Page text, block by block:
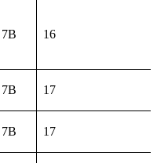
7B 16
7B 17
7B 17